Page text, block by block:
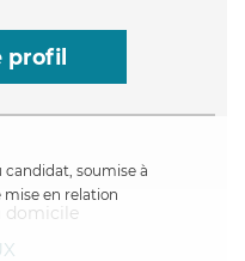
profil
soumise à
en relation